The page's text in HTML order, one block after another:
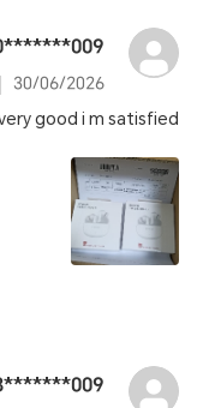
009*******5270
30/06/2026
good i m satisfied
009*******4463